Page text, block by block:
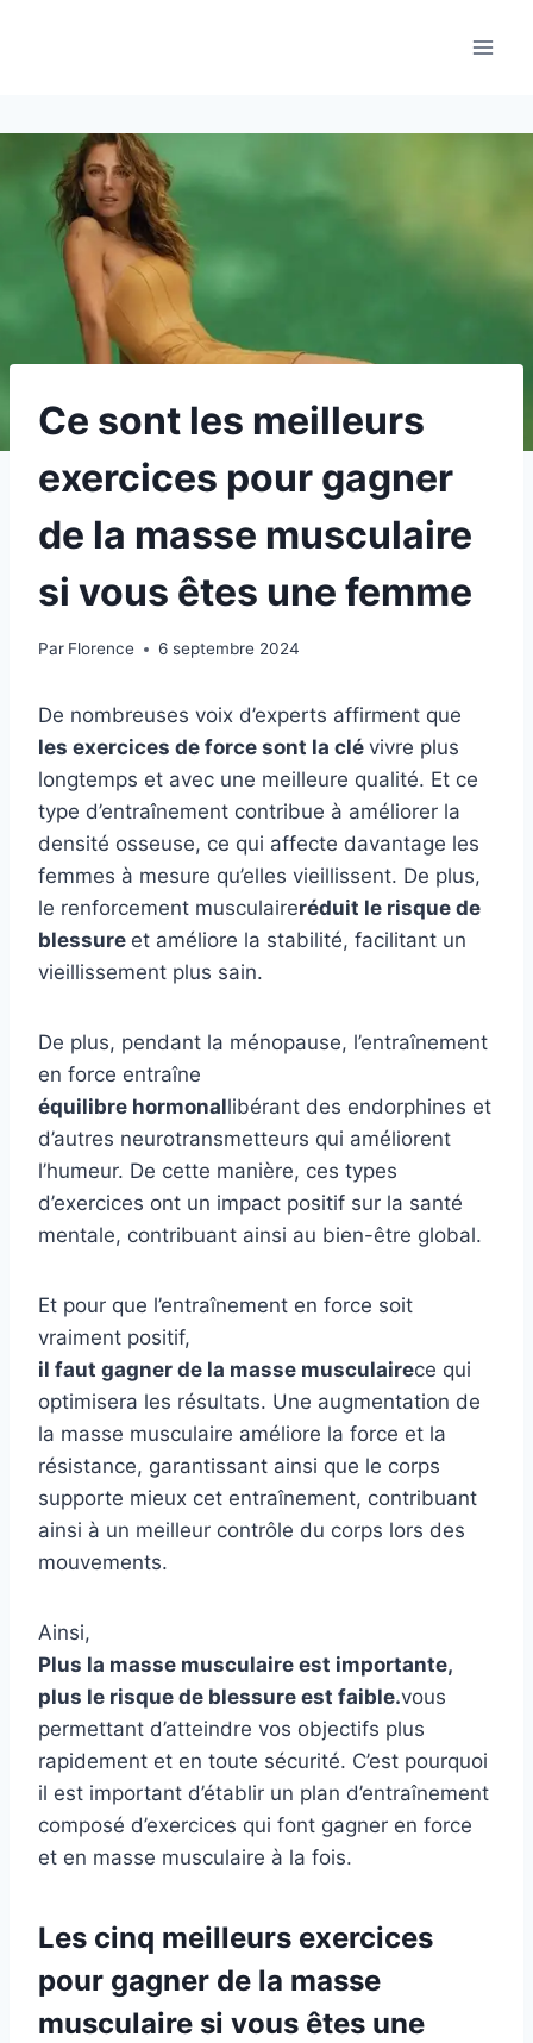
Ce sont les meilleurs
exercices pour gagner
de la masse musculaire
si vous êtes une femme
Par Florence 6 septembre 2024
De nombreuses voix d’experts affirment que
les exercices de force sont la clé vivre plus
longtemps et avec une meilleure qualité. Et ce
type d’entraînement contribue à améliorer la
densité osseuse, ce qui affecte davantage les
femmes à mesure qu’elles vieillissent. De plus,
le renforcement musculaireréduit le risque de
blessure et améliore la stabilité, facilitant un
vieillissement plus sain.
De plus, pendant la ménopause, l’entraînement
en force entraîne
équilibre hormonallibérant des endorphines et
d’autres neurotransmetteurs qui améliorent
l’humeur. De cette manière, ces types
d’exercices ont un impact positif sur la santé
mentale, contribuant ainsi au bien-être global.
Et pour que l’entraînement en force soit
vraiment positif,
il faut gagner de la masse musculairece qui
optimisera les résultats. Une augmentation de
la masse musculaire améliore la force et la
résistance, garantissant ainsi que le corps
supporte mieux cet entraînement, contribuant
ainsi à un meilleur contrôle du corps lors des
mouvements.
Ainsi,
Plus la masse musculaire est importante,
plus le risque de blessure est faible.vous
permettant d’atteindre vos objectifs plus
rapidement et en toute sécurité. C’est pourquoi
il est important d’établir un plan d’entraînement
composé d’exercices qui font gagner en force
et en masse musculaire à la fois.
Les cinq meilleurs exercices
pour gagner de la masse
musculaire si vous êtes une